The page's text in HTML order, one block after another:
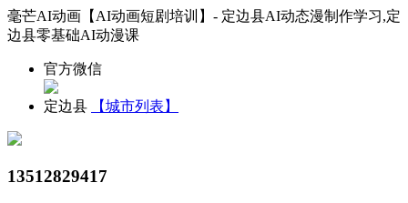
毫芒AI动画【AI动画短剧培训】- 定边县AI动态漫制作学习,定
边县零基础AI动漫课
官方微信
定边县 【城市列表】
13512829417